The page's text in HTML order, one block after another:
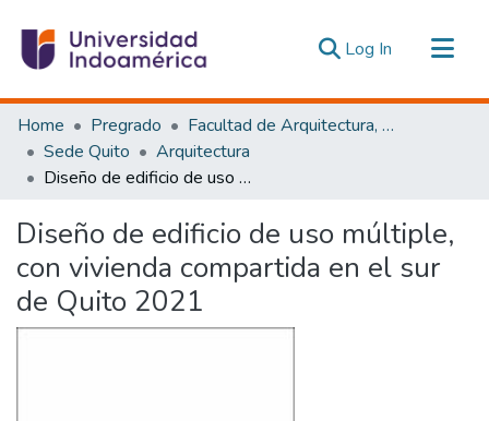
Log In (current)
Communities & Collections
All of DSpace
Statistics
Home Pregrado
Facultad de Arquitectura, Artes y Diseño
Sede Quito
Arquitectura
Diseño de edificio de uso múltiple, con vivienda compartida en el sur de Quito 2021
Diseño de edificio de uso múltiple,
con vivienda compartida en el sur
de Quito 2021